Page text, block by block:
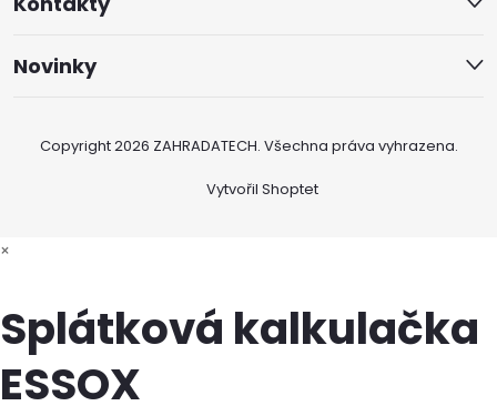
Novinky
Vytvořil Shoptet
Copyright 2026 ZAHRADATECH. Všechna práva vyhrazena.
×
Splátková kalkulačka
ESSOX